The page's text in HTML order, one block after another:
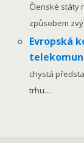
Členské státy
způsobem
Evropská
chystá
trhu....